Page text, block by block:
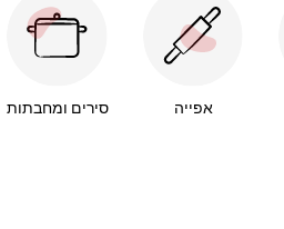
אפייה סירים ומחבתות